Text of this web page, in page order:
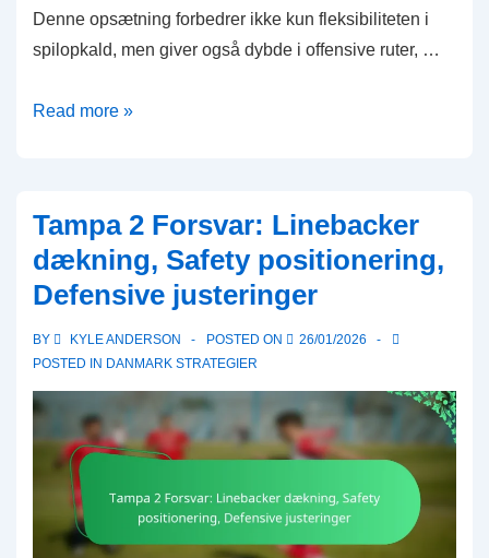
Denne opsætning forbedrer ikke kun fleksibiliteten i
spilopkald, men giver også dybde i offensive ruter, …
Pro
offensiv
angreb,
fleksibilitet
tight
dybe
ruter
mands
Read more »
Tampa 2 Forsvar: Linebacker
dækning, Safety positionering,
Defensive justeringer
BY KYLE ANDERSON POSTED ON
26/01/2026
POSTED IN DANMARK STRATEGIER